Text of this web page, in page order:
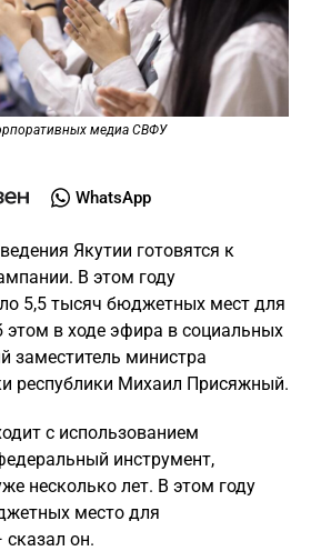
медиа СВФУ
WhatsApp
Якутии готовятся к
В этом году
5,5 тысяч бюджетных мест для
этом в ходе эфира в социальных
заместитель министра
республики Михаил Присяжный.
с использованием
инструмент,
несколько лет. В этом году
место для
сказал он.